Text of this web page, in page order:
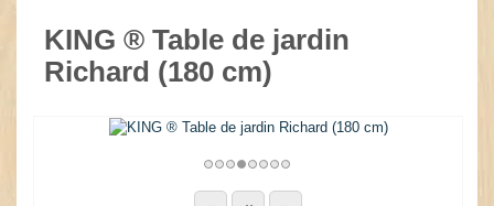
KING ® Table de jardin
Richard (180 cm)